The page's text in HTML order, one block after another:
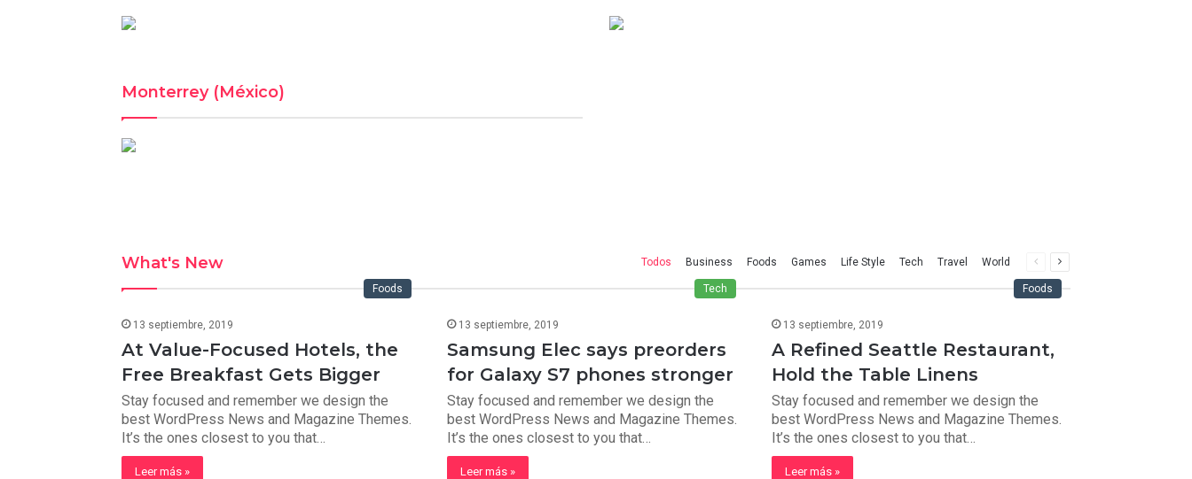
Monterrey (México)
What's New Todos Business Foods Games Life Style Tech Travel World
Página
anterior
Página
siguiente
Foods
13 septiembre, 2019
At Value-Focused Hotels, the
Free Breakfast Gets Bigger
Stay focused and remember we design the
best WordPress News and Magazine Themes.
It’s the ones closest to you that…
Leer más »
Tech
13 septiembre, 2019
Samsung Elec says preorders
for Galaxy S7 phones stronger
Stay focused and remember we design the
best WordPress News and Magazine Themes.
It’s the ones closest to you that…
Leer más »
Foods
13 septiembre, 2019
A Refined Seattle Restaurant,
Hold the Table Linens
Stay focused and remember we design the
best WordPress News and Magazine Themes.
It’s the ones closest to you that…
Leer más »